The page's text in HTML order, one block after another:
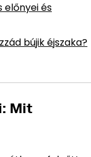
előnyei és
bújik éjszaka?
Mit